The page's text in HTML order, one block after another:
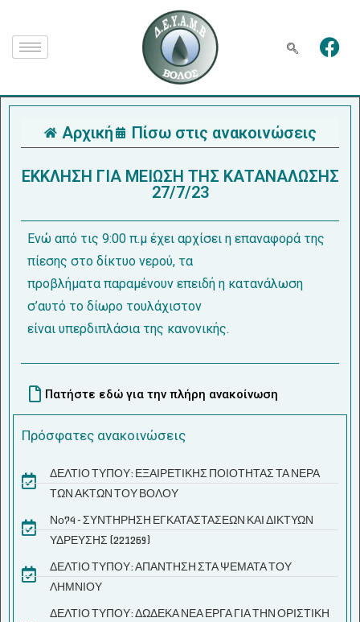
Αρχική Πίσω στις ανακοινώσεις
EΚΚΛΗΣΗ ΓΙΑ ΜΕΙΩΣΗ ΤΗΣ ΚΑΤΑΝΑΛΩΣΗΣ
27/7/23
Ενώ από τις 9:00 π.μ έχει αρχίσει η επαναφορά της
πίεσης στο δίκτυο νερού, τα
προβλήματα παραμένουν επειδή η κατανάλωση
σ’αυτό το δίωρο τουλάχιστον
είναι υπερδιπλάσια της κανονικής.
Πατήστε εδώ για την πλήρη ανακοίνωση
Πρόσφατες ανακοινώσεις
ΔΕΛΤΙΟ ΤΥΠΟΥ: ΕΞΑΙΡΕΤΙΚΗΣ ΠΟΙΟΤΗΤΑΣ ΤΑ ΝΕΡΑ
ΤΩΝ ΑΚΤΩΝ ΤΟΥ ΒΟΛΟΥ
Νο74 - ΣΥΝΤΗΡΗΣΗ ΕΓΚΑΤΑΣΤΑΣΕΩΝ ΚΑΙ ΔΙΚΤΥΩΝ
ΥΔΡΕΥΣΗΣ (221269)
ΔΕΛΤΙΟ ΤΥΠΟΥ: ΑΠΑΝΤΗΣΗ ΣΤΑ ΨΕΜΑΤΑ ΤΟΥ
ΛΗΜΝΙΟΥ
ΔΕΛΤΙΟ ΤΥΠΟΥ: ΔΩΔΕΚΑ ΝΕΑ ΕΡΓΑ ΓΙΑ ΤΗΝ ΟΡΙΣΤΙΚΗ